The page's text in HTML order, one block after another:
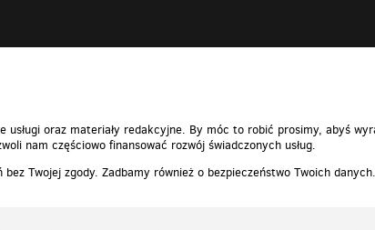
oraz materiały redakcyjne. By móc to robić prosimy, abyś
nam częściowo finansować rozwój świadczonych usług.
Twojej zgody. Zadbamy również o bezpieczeństwo Twoich